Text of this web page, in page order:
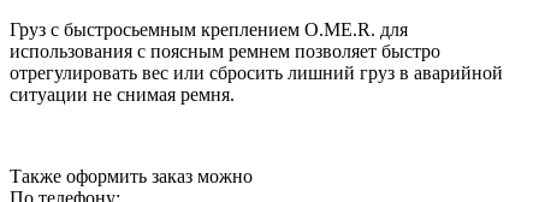
Груз с быстросьемным креплением O.ME.R. для
использования с поясным ремнем позволяет быстро
отрегулировать вес или сбросить лишний груз в аварийной
ситуации не снимая ремня.
Также оформить заказ можно
По телефону: